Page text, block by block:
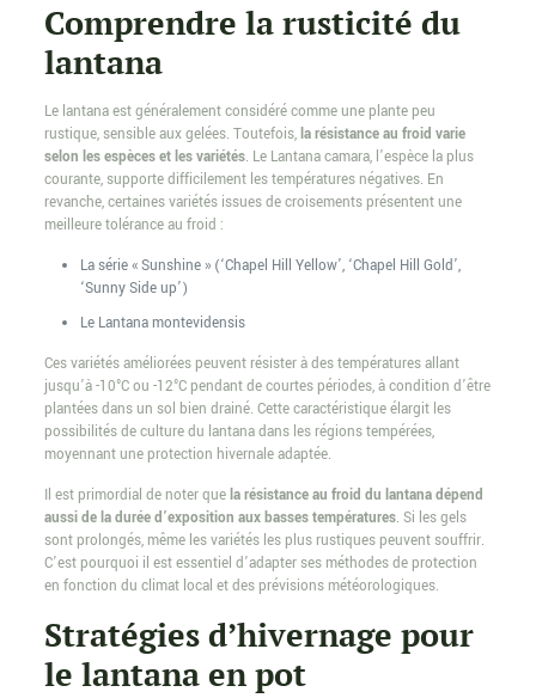
Comprendre la rusticité du
lantana
Le lantana est généralement considéré comme une plante peu
rustique, sensible aux gelées. Toutefois,la résistance au froid varie
selon les espèces et les variétés. Le Lantana camara, l’espèce la plus
courante, supporte difficilement les températures négatives. En
revanche, certaines variétés issues de croisements présentent une
meilleure tolérance au froid :
La série « Sunshine » (‘Chapel Hill Yellow’, ‘Chapel Hill Gold’,
‘Sunny Side up’)
Le Lantana montevidensis
Ces variétés améliorées peuvent résister à des températures allant
jusqu’à -10°C ou -12°C pendant de courtes périodes, à condition d’être
plantées dans un sol bien drainé. Cette caractéristique élargit les
possibilités de culture du lantana dans les régions tempérées,
moyennant une protection hivernale adaptée.
Il est primordial de noter quela résistance au froid du lantana dépend
aussi de la durée d’exposition aux basses températures. Si les gels
sont prolongés, même les variétés les plus rustiques peuvent souffrir.
C’est pourquoi il est essentiel d’adapter ses méthodes de protection
en fonction du climat local et des prévisions météorologiques.
Stratégies d’hivernage pour
le lantana en pot